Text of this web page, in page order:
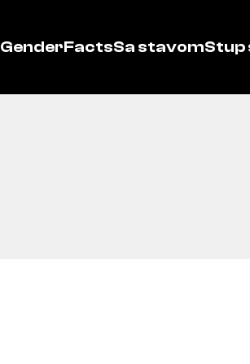
GenderFactsSa stavomStup